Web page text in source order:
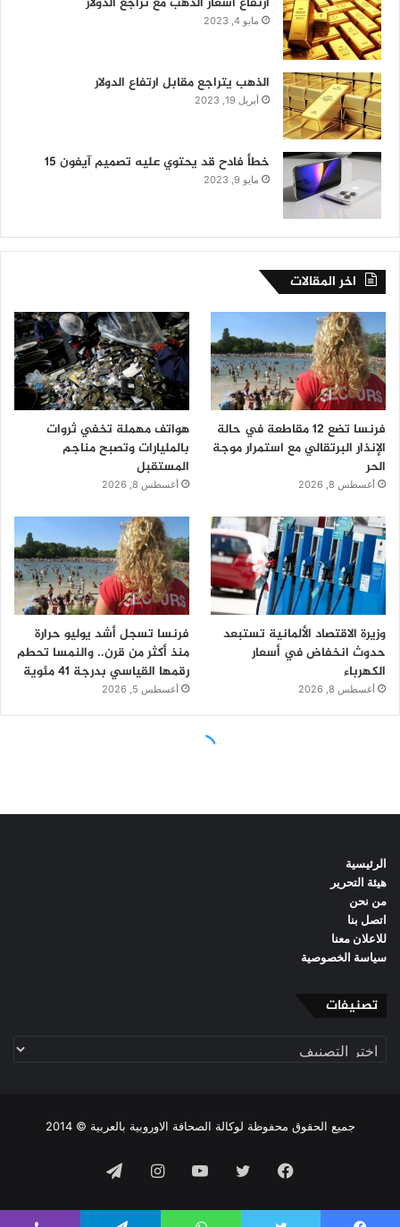
الرئيسية
هيئة التحرير
من نحن
اتصل بنا
للاعلان معنا
سياسة الخصوصية
تصنيفات
تصنيفات
جميع الحقوق محفوظة لوكالة الصحافة الاوروبية بالعربية © 2014
فيسبوك تويتر يوتيوبانستقرامتيلقرام